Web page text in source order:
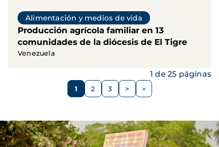
Alimentación y medios de vida
Producción agrícola familiar en 13
comunidades de la diócesis de El Tigre
Venezuela
Página
1 Página
2 Página
3
Siguiente
>
1 de 25 páginas